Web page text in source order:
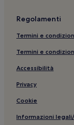
Spiaggia di
Punda: hotel
Willemstad: Ville
Parera: hotel
Fort Nassau: hotel
Scharloo: hotel
Willemstad: Hotel
Regolamenti
Termini e
Termini e
Accessibilità
Privacy
Cookie
Informazioni